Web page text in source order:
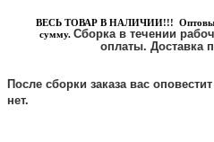
ВЕСЬ ТОВАР В НАЛИЧИИ!!! Оптовые
сумму. Сборка в течении
оплаты. Доставка
После сборки заказа вас
нет.